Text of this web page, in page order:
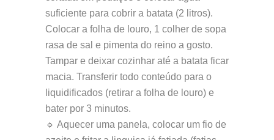
suficiente para cobrir a batata (2 litros).
Colocar a folha de louro, 1 colher de sopa
rasa de sal e pimenta do reino a gosto.
Tampar e deixar cozinhar até a batata ficar
macia. Transferir todo conteúdo para o
liquidificados (retirar a folha de louro) e
bater por 3 minutos.
🔹 Aquecer uma panela, colocar um fio de